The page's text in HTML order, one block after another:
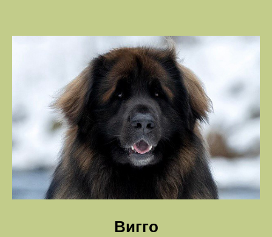
Вигго